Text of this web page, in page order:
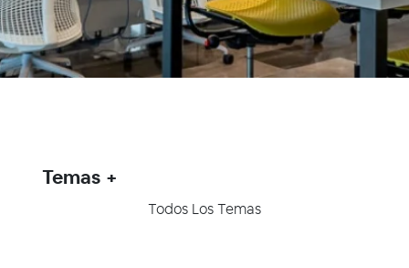
Temas
Todos Los Temas